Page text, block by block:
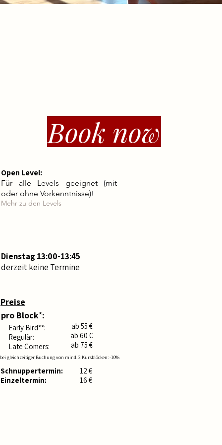
Book now
Open Level:
Für alle Levels geeignet (mit
oder ohne Vorkenntnisse)!
Mehr zu den Levels
Dienstag 13:00-13:45
derzeit keine Termine
Preise
pro Block*:
Early Bird**:
Regulär:
Late Comers:
ab 55 €
ab 60 €
ab 75 €
bei gleichzeitiger Buchung von mind. 2 Kursblöcken: -10%
Schnuppertermin:
Einzeltermin:
12 €
16 €